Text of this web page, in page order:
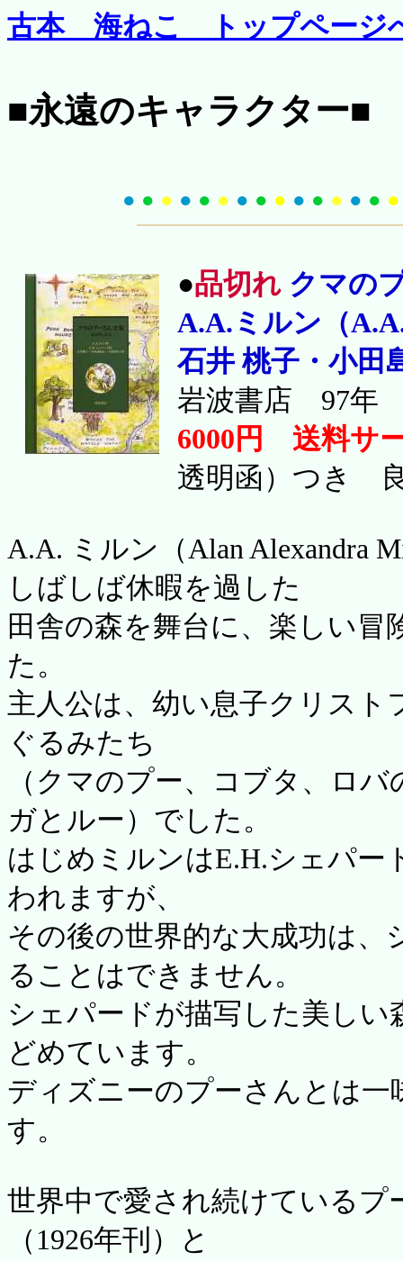
古本 海ねこ トップページ
■永遠のキャラクター■
● ● ● ● ● ● ● ● ● ● ● ● ● ● ●
●品切れ クマの
A.A.ミルン（
石井 桃子・小田
岩波書店 97年
6000円 送料サ
透明函）つき
A.A. ミルン（Alan Alexandra
しばしば休暇を過した
田舎の森を舞台に、楽しい
た。
主人公は、幼い息子クリス
ぐるみたち
（クマのプー、コブタ、ロ
ガとルー）でした。
はじめミルンはE.H.シェパ
われますが、
その後の世界的な大成功は
ることはできません。
シェパードが描写した美し
どめています。
ディズニーのプーさんとは
す。
世界中で愛され続けているプ
（1926年刊）と